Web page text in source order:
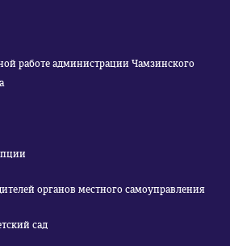
работе администрации Чамзинского
органов местного самоуправления
сад